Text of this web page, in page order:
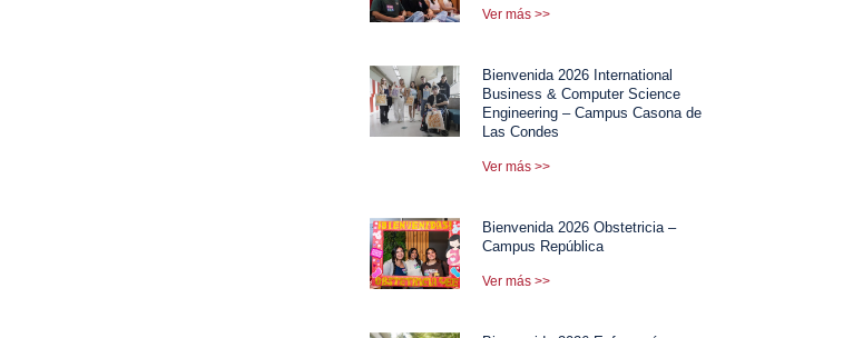
Ver más >>
Bienvenida 2026 International
Business & Computer Science
Engineering – Campus Casona de
Las Condes
Ver más >>
Bienvenida 2026 Obstetricia –
Campus República
Ver más >>